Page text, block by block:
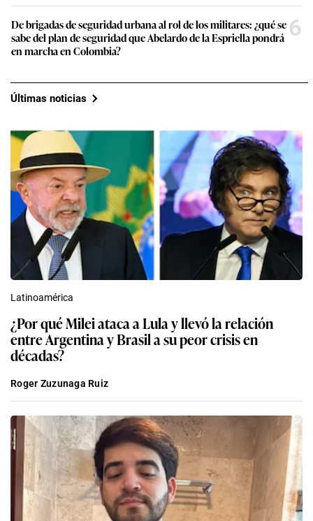
De brigadas de seguridad urbana al rol de los militares: ¿qué se
sabe del plan de seguridad que Abelardo de la Espriella pondrá
en marcha en Colombia?
6
Últimas noticias
Latinoamérica
¿Por qué Milei ataca a Lula y llevó la relación
entre Argentina y Brasil a su peor crisis en
décadas?
Roger Zuzunaga Ruiz